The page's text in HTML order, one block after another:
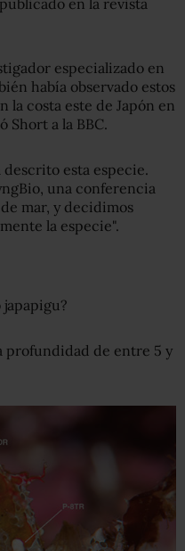
especializado en
había observado estos
la costa este de Japón en
Short a la BBC.
descrito esta especie.
una conferencia
mar, y decidimos
la especie".
japapigu?
profundidad de entre 5 y